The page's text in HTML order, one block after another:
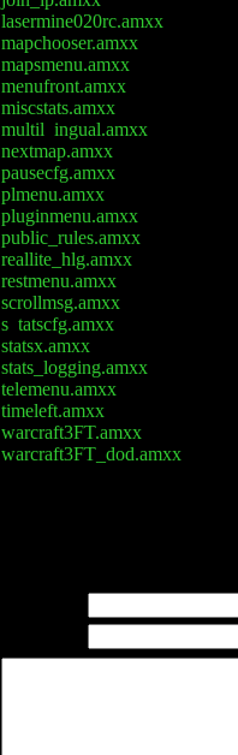
lasermine020rc.amxx
mapchooser.amxx
mapsmenu.amxx
menufront.amxx
miscstats.amxx
multil ingual.amxx
nextmap.amxx
pausecfg.amxx
plmenu.amxx
pluginmenu.amxx
public_rules.amxx
reallite_hlg.amxx
restmenu.amxx
scrollmsg.amxx
s tatscfg.amxx
statsx.amxx
stats_logging.amxx
telemenu.amxx
timeleft.amxx
warcraft3FT.amxx
warcraft3FT_dod.amxx